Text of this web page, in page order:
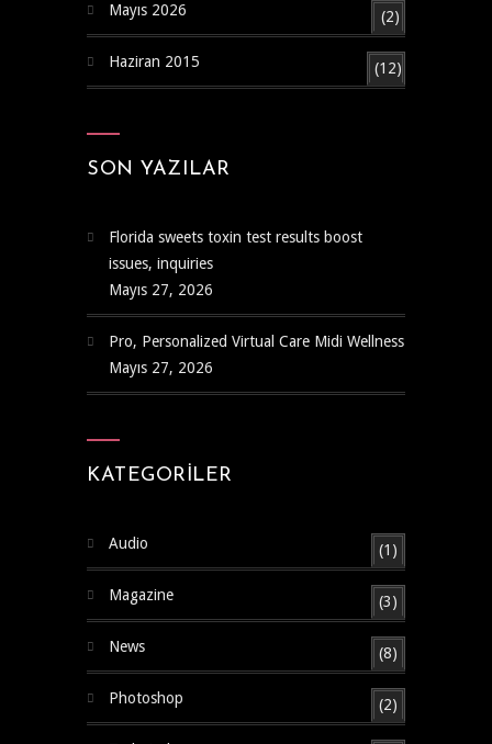
Mayıs 2026 (2)
Haziran 2015 (12)
SON YAZILAR
Florida sweets toxin test results boost
issues, inquiries
Mayıs 27, 2026
Pro, Personalized Virtual Care Midi Wellness
Mayıs 27, 2026
KATEGORILER
Audio (1)
Magazine (3)
News (8)
Photoshop (2)